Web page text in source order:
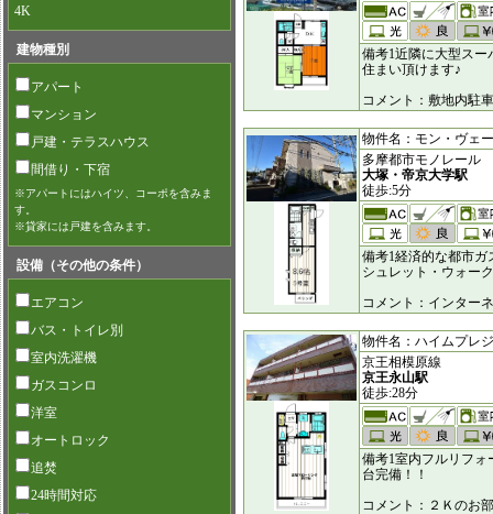
備考1近隣に大型ス
住まい頂けます♪
コメント：敷地内駐
物件名：モン・ヴェ
多摩都市モノレール
大塚・帝京大学駅
徒歩:5分
備考1経済的な都市
シュレット・ウォー
コメント：インター
物件名：ハイムプレ
京王相模原線
京王永山駅
徒歩:28分
備考1室内フルリフ
台完備！！
コメント：２Ｋのお
4K
建物種別
アパート
マンション
戸建・テラスハウス
間借り・下宿
※アパートにはハイツ、コーポを含みま
す。
※貸家には戸建を含みます。
設備（その他の条件）
エアコン
バス・トイレ別
室内洗濯機
ガスコンロ
洋室
オートロック
追焚
24時間対応